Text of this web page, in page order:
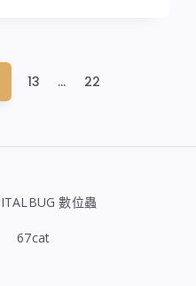
13 ... 22
數位蟲
67cat